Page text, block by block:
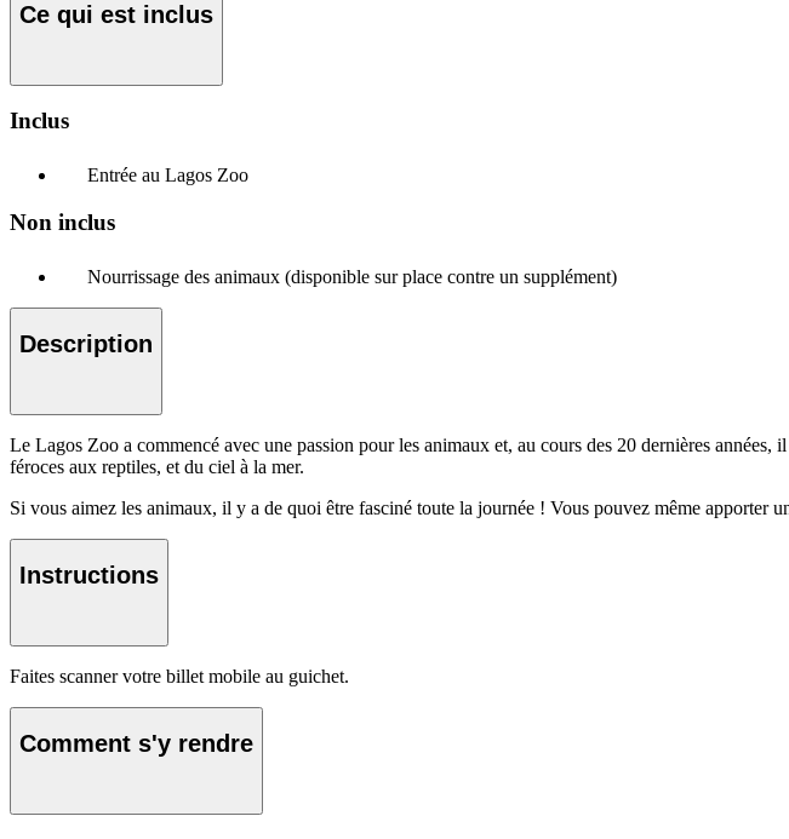
Ce qui est inclus
Inclus
Entrée au Lagos Zoo
Non inclus
Nourrissage des animaux (disponible sur place contre un supplément)
Description
Le Lagos Zoo a commencé avec une passion pour les animaux et, au cours des 20 dernières
féroces aux reptiles, et du ciel à la mer.
Si vous aimez les animaux, il y a de quoi être fasciné toute la journée ! Vous pouvez même apporter
Instructions
Faites scanner votre billet mobile au guichet.
Comment s'y rendre